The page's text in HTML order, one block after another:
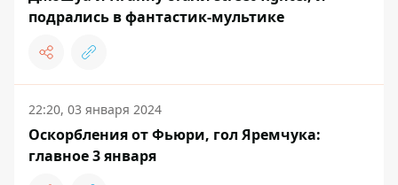
подрались в фантастик-мультике
22:20, 03 января 2024
Оскорбления от Фьюри, гол Яремчука:
главное 3 января